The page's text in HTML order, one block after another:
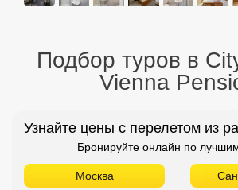
Подбор туров в
Vienna
Узнайте цены с перелетом из
Бронируйте онлайн по
Москва